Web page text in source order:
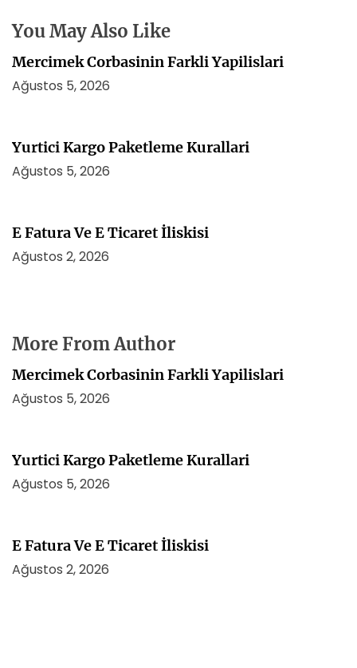
You May Also Like
Mercimek Corbasinin Farkli Yapilislari
Ağustos 5, 2026
Yurtici Kargo Paketleme Kurallari
Ağustos 5, 2026
E Fatura Ve E Ticaret İliskisi
Ağustos 2, 2026
More From Author
Mercimek Corbasinin Farkli Yapilislari
Ağustos 5, 2026
Yurtici Kargo Paketleme Kurallari
Ağustos 5, 2026
E Fatura Ve E Ticaret İliskisi
Ağustos 2, 2026